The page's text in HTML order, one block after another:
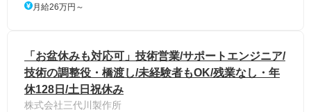
月給26万円～
「お盆休みも対応可」技術営業/サポートエンジニア/
技術の調整役・橋渡し/未経験者もOK/残業なし・年
休128日/土日祝休み
株式会社三代川製作所